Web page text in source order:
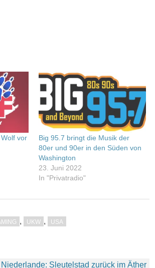
vor
Big 95.7 bringt die Musik der
80er und 90er in den Süden von
Washington
23. Juni 2022
In "Privatradio"
, UKW , USA
Niederlande: Sleutelstad zurück im Äther